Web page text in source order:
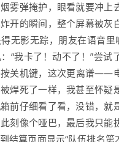
雾弹掩护，眼看就要冲上
开的瞬间，整个屏幕被灰
无影无踪，朋友在语音里
“我卡了！动不了！”尝试
关机键，这次更离谱——
焊死了一样，我甚至怀疑
前仔细看了看，没错，就
刻像个哑巴，最后我只能
结算页面显示“队伍排名第